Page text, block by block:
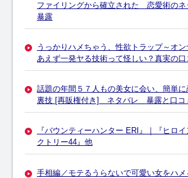
ファイリングから確立された 恋愛術のネ
暴露
うっかりハメちゃう、性欲トラップ～オン
あえず一発ヤる技術って怪しい？真実の口
話題の年間５７人もの美女に会い、簡単
裏技 [再販権付き] ネタバレ 暴露と口コ
『バウンティーハンター ERI』｜『ヒロ
クトリー44』他
手相編／モテるうらないで可愛い女をハ